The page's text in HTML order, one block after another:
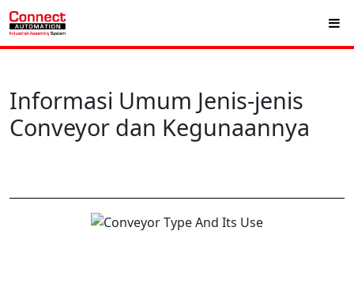
Informasi Umum Jenis-jenis
Conveyor dan Kegunaannya